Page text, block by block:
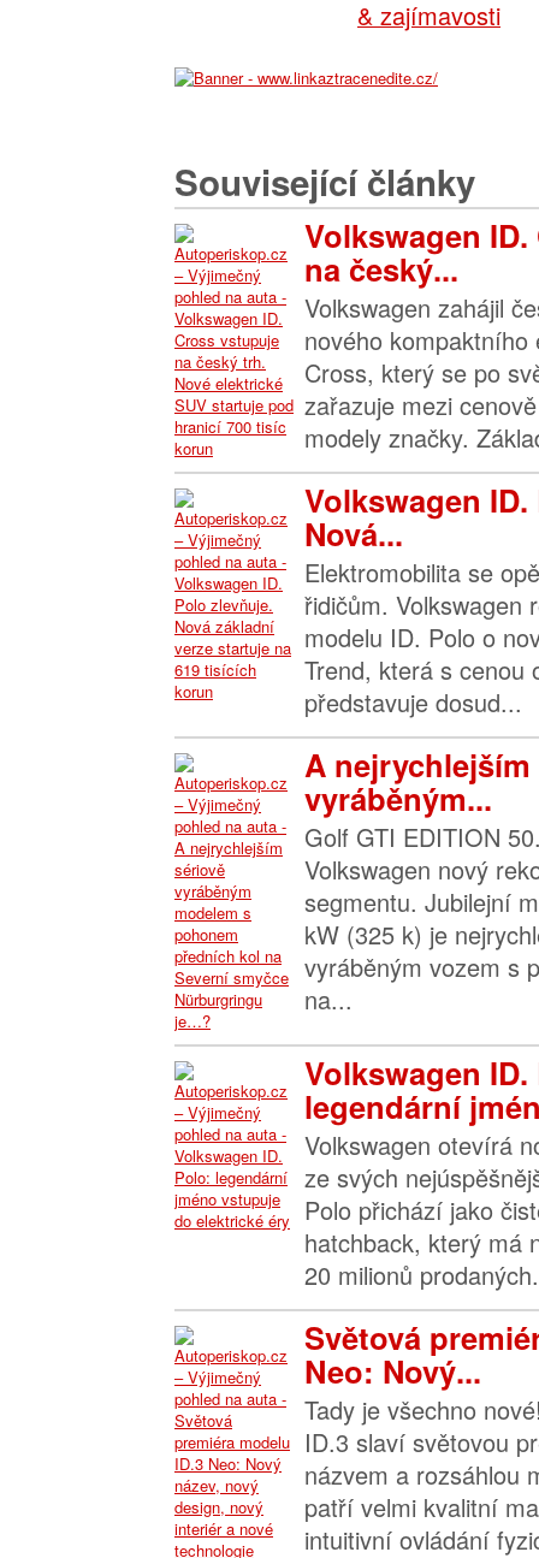
& zajímavosti
Související články
Volkswagen
na český...
Volkswagen zahájil
nového kompaktního
Cross, který se po
zařazuje mezi
modely značky.
Volkswagen
Nová...
Elektromobilita se
řidičům. Volkswagen
modelu ID. Polo o
Trend, která s cenou
představuje dosud...
A nejrychlejším
vyráběným...
Golf GTI EDITION
Volkswagen nový
segmentu. Jubilejní
kW (325 k) je
vyráběným vozem s
na...
Volkswagen
legendární
Volkswagen otevírá
ze svých
Polo přichází jako
hatchback, který má
20 milionů
Světová
Neo: Nový...
Tady je všechno
ID.3 slaví světovou
názvem a rozsáhlou
patří velmi kvalitní
intuitivní ovládání